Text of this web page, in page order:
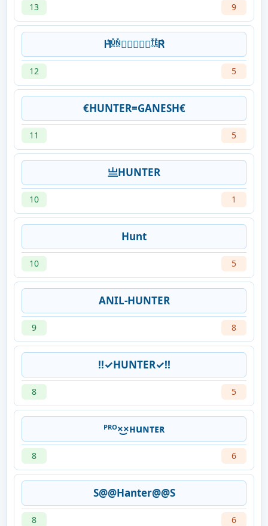
13 9
Ꮋ͛ᵁ̼̽ᴺ̼̽࿌⃝⃠⃟⃚ᵀ̼̽ᴱ̼̽Ꮢ͛
12 5
€HUNTER=GANESH€
11 5
亗HUNTER
10 1
Hunt
10 5
ANIL-HUNTER
9 8
!!✓HUNTER✓!!
8 5
ᴾᴿᴼ×͜×ʜuɴᴛᴇʀ
8 6
S@@Hanter@@S
8 6